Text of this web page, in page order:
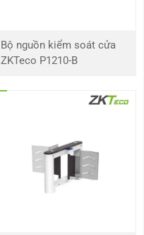
Bộ nguồn kiểm soát cửa
ZKTeco P1210-B